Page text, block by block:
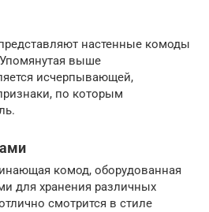
настенные комоды
выше
исчерпывающей,
по которым
комод, оборудованная
для хранения различных
смотрится в стиле